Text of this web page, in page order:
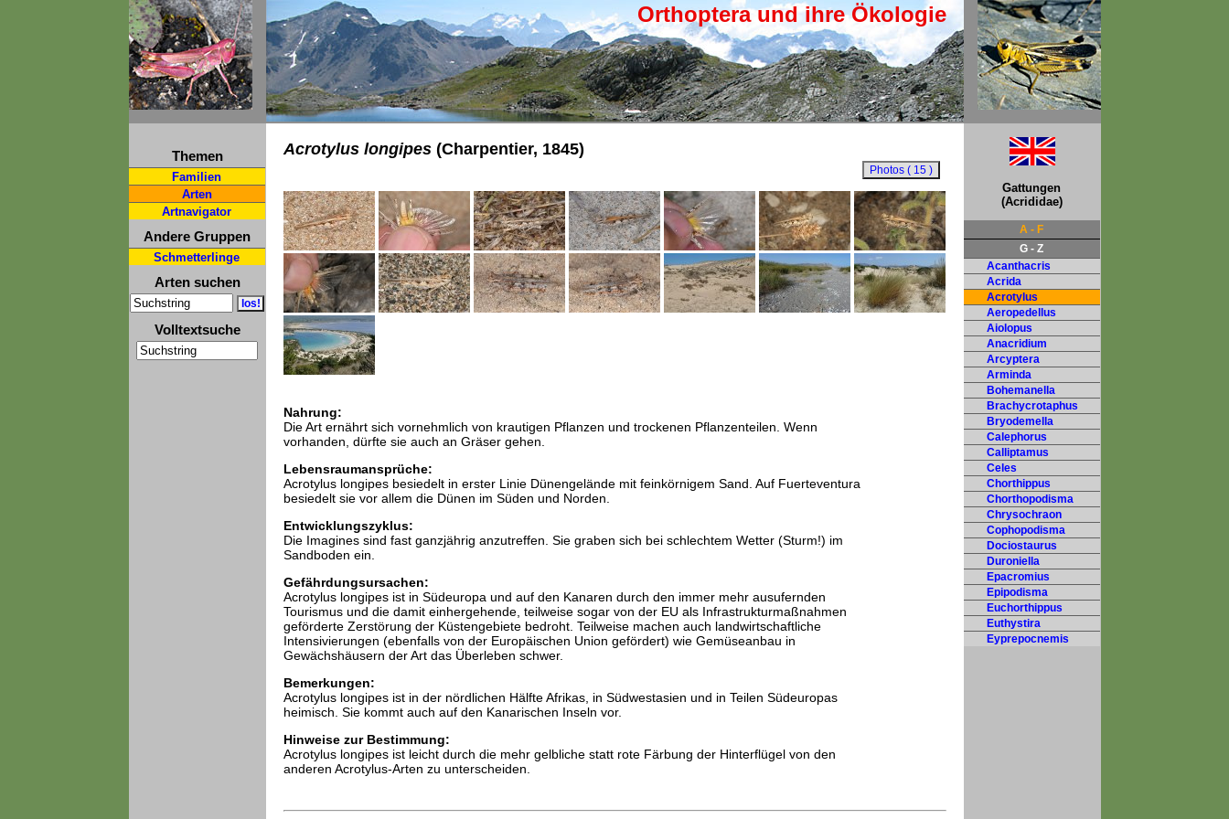
Orthoptera und ihre Ökologie
Themen
Familien
Arten
Artnavigator
Andere Gruppen
Schmetterlinge
Arten suchen
Volltextsuche
Acrotylus longipes(Charpentier, 1845)
Nahrung:
Die Art ernährt sich vornehmlich von krautigen Pflanzen und trockenen Pflanzenteilen. Wenn
vorhanden, dürfte sie auch an Gräser gehen.
Lebensraumansprüche:
Acrotylus longipes besiedelt in erster Linie Dünengelände mit feinkörnigem Sand. Auf Fuerteventura
besiedelt sie vor allem die Dünen im Süden und Norden.
Entwicklungszyklus:
Die Imagines sind fast ganzjährig anzutreffen. Sie graben sich bei schlechtem Wetter (Sturm!) im
Sandboden ein.
Gefährdungsursachen:
Acrotylus longipes ist in Südeuropa und auf den Kanaren durch den immer mehr ausufernden
Tourismus und die damit einhergehende, teilweise sogar von der EU als Infrastrukturmaßnahmen
geförderte Zerstörung der Küstengebiete bedroht. Teilweise machen auch landwirtschaftliche
Intensivierungen (ebenfalls von der Europäischen Union gefördert) wie Gemüseanbau in
Gewächshäusern der Art das Überleben schwer.
Bemerkungen:
Acrotylus longipes ist in der nördlichen Hälfte Afrikas, in Südwestasien und in Teilen Südeuropas
heimisch. Sie kommt auch auf den Kanarischen Inseln vor.
Hinweise zur Bestimmung:
Acrotylus longipes ist leicht durch die mehr gelbliche statt rote Färbung der Hinterflügel von den
anderen Acrotylus-Arten zu unterscheiden.
Gattungen
(Acrididae)
A - F
G - Z
Acanthacris
Acrida
Acrotylus
Aeropedellus
Aiolopus
Anacridium
Arcyptera
Arminda
Bohemanella
Brachycrotaphus
Bryodemella
Calephorus
Calliptamus
Celes
Chorthippus
Chorthopodisma
Chrysochraon
Cophopodisma
Dociostaurus
Duroniella
Epacromius
Epipodisma
Euchorthippus
Euthystira
Eyprepocnemis